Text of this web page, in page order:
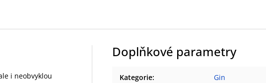
i neobvyklou
Doplňkové parametry
Kategorie: Gin